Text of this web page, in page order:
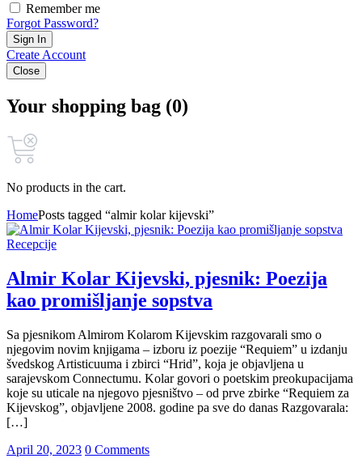
Remember me
Forgot Password?
Sign In
Create Account
Close
Your shopping bag (0)
No products in the cart.
HomePosts tagged “almir kolar kijevski”
Recepcije
Almir Kolar Kijevski, pjesnik: Poezija
kao promišljanje sopstva
Sa pjesnikom Almirom Kolarom Kijevskim razgovarali smo o
njegovim novim knjigama – izboru iz poezije “Requiem” u izdanju
švedskog Artisticuuma i zbirci “Hrid”, koja je objavljena u
sarajevskom Connectumu. Kolar govori o poetskim preokupacijama
koje su uticale na njegovo pjesništvo – od prve zbirke “Requiem za
Kijevskog”, objavljene 2008. godine pa sve do danas Razgovarala:
[…]
April 20, 2023 0 Comments